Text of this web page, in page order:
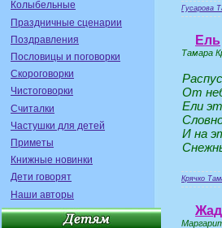
Колыбельные
Праздничные сценарии
Поздравления
Пословицы и поговорки
Скороговорки
Чистоговорки
Считалки
Частушки для детей
Приметы
Книжные новинки
Дети говорят
Наши авторы
Гусарова
Ель
Тамара
От
Ели
И на
Крячко